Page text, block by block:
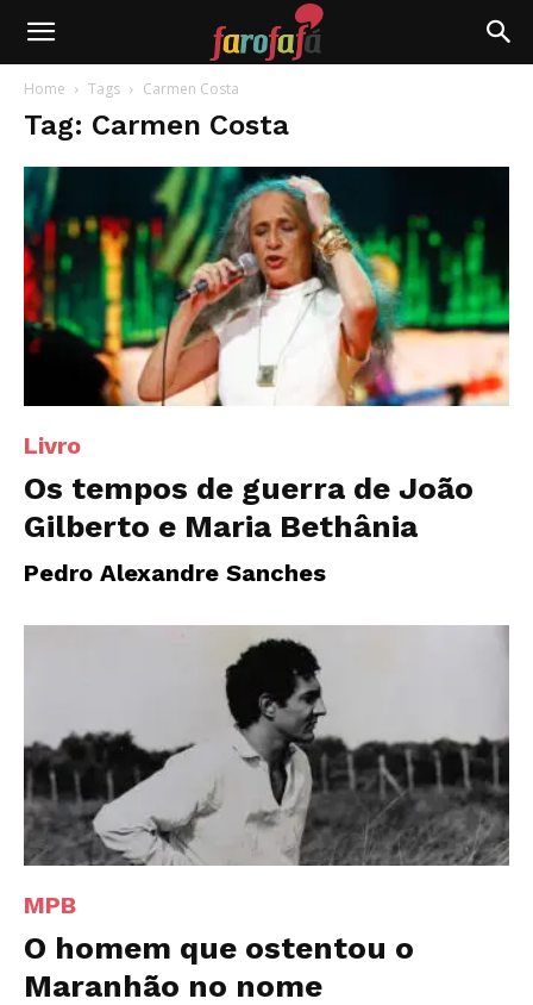
Farofafá
Home Tags Carmen Costa
Tag: Carmen Costa
Livro
Os tempos de guerra de João
Gilberto e Maria Bethânia
Pedro Alexandre Sanches
MPB
O homem que ostentou o
Maranhão no nome